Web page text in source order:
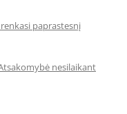
paprastesnį
nesilaikant